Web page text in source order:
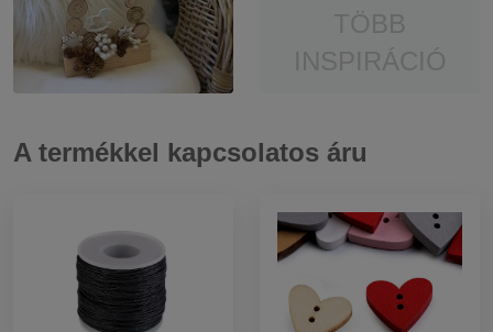
A termékkel kapcsolatos áru